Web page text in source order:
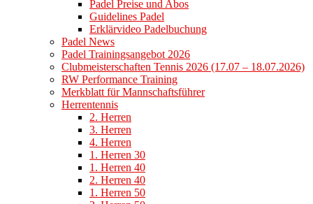
Padel Preise und Abos
Guidelines Padel
Erklärvideo Padelbuchung
Padel News
Padel Trainingsangebot 2026
Clubmeisterschaften Tennis 2026 (17.07 – 18.07.2026)
RW Performance Training
Merkblatt für Mannschaftsführer
Herrentennis
2. Herren
3. Herren
4. Herren
1. Herren 30
1. Herren 40
2. Herren 40
1. Herren 50